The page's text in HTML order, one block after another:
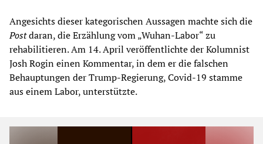
Angesichts dieser kategorischen Aussagen machte sich die
Postdaran, die Erzählung vom „Wuhan-Labor“ zu
rehabilitieren. Am 14. April veröffentlichte der Kolumnist
Josh Rogin einen Kommentar, in dem er die falschen
Behauptungen der Trump-Regierung, Covid-19 stamme
aus einem Labor, unterstützte.